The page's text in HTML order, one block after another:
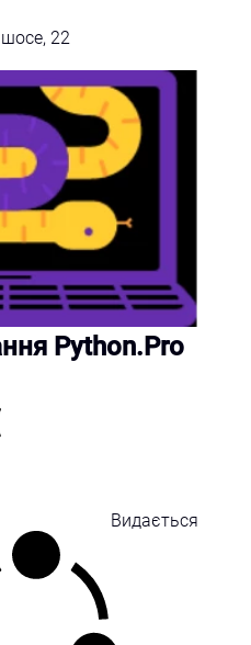
22
Python.Pro
Видається